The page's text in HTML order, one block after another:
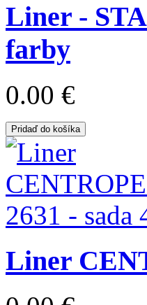
Liner -
farby
0.00 €
Pridaď do košíka
Liner